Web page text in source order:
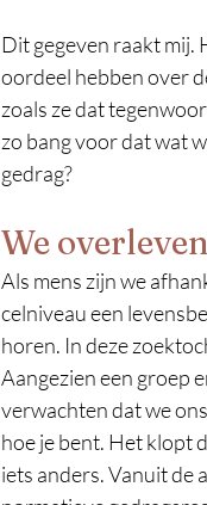
Dit gegeven raakt mij.
oordeel hebben over
zoals ze dat
zo bang voor dat wat
gedrag?
We
Als mens zijn we
celniveau een
horen. In deze
Aangezien een groep
verwachten dat we
hoe je bent. Het klopt
iets anders. Vanuit de